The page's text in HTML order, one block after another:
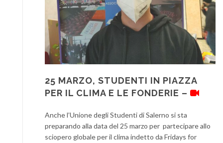
25 MARZO, STUDENTI IN PIAZZA
PER IL CLIMA E LE FONDERIE –
Anche l’Unione degli Studenti di Salerno si sta
preparando alla data del 25 marzo per partecipare allo
sciopero globale per il clima indetto da Fridays for